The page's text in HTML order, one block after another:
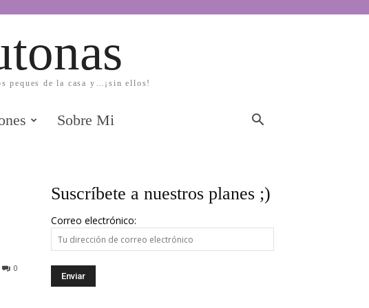
peques de la casa y…¡sin ellos!
Sobre Mi
0
Suscríbete a nuestros planes ;)
Correo electrónico: